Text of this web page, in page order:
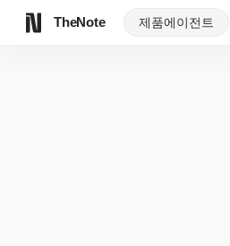
TheNote 제품에이전트